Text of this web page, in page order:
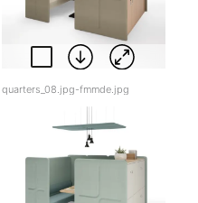
quarters_08.jpg-fmmde.jpg